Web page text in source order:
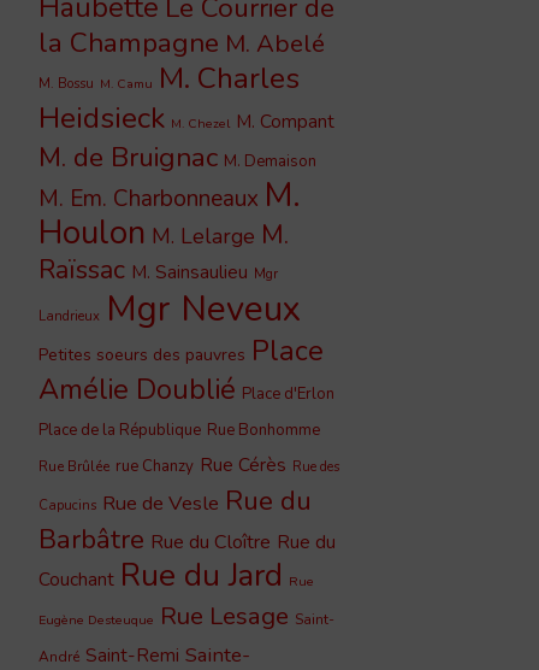
Haubette Le Courrier de
la Champagne M. Abelé
M. Bossu M. Camu M. Charles
Heidsieck M. Chezel M. Compant
M. de Bruignac M. Demaison
M. Em. Charbonneaux M.
Houlon M. Lelarge M.
Raïssac M. Sainsaulieu Mgr
Landrieux Mgr Neveux
Petites soeurs des pauvres Place
Amélie Doublié Place d'Erlon
Place de la République Rue Bonhomme
Rue Brûlée rue Chanzy Rue Cérès Rue des
Capucins Rue de Vesle Rue du
Barbâtre Rue du Cloître Rue du
Couchant Rue du Jard Rue
Eugène Desteuque Rue Lesage Saint-
André Saint-Remi Sainte-